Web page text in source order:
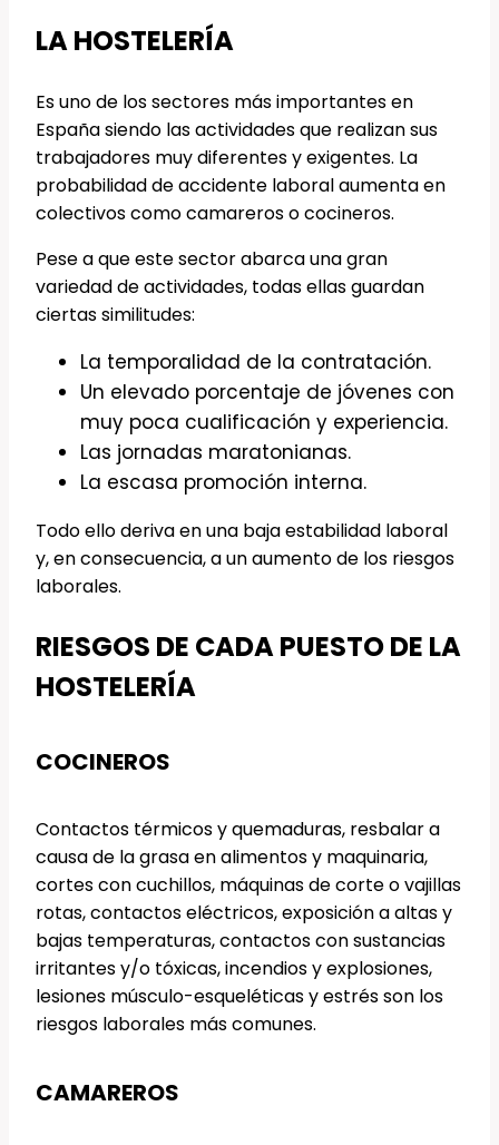
LA HOSTELERÍA
Es uno de los sectores más importantes en
España siendo las actividades que realizan sus
trabajadores muy diferentes y exigentes. La
probabilidad de accidente laboral aumenta en
colectivos como camareros o cocineros.
Pese a que este sector abarca una gran
variedad de actividades, todas ellas guardan
ciertas similitudes:
La temporalidad de la contratación.
Un elevado porcentaje de jóvenes con
muy poca cualificación y experiencia.
Las jornadas maratonianas.
La escasa promoción interna.
Todo ello deriva en una baja estabilidad laboral
y, en consecuencia, a un aumento de los riesgos
laborales.
RIESGOS DE CADA PUESTO DE LA
HOSTELERÍA
COCINEROS
Contactos térmicos y quemaduras, resbalar a
causa de la grasa en alimentos y maquinaria,
cortes con cuchillos, máquinas de corte o vajillas
rotas, contactos eléctricos, exposición a altas y
bajas temperaturas, contactos con sustancias
irritantes y/o tóxicas, incendios y explosiones,
lesiones músculo-esqueléticas y estrés son los
riesgos laborales más comunes.
CAMAREROS